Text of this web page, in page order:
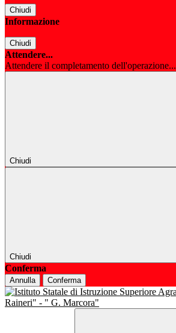
Chiudi
Informazione
Chiudi
Attendere...
Attendere il completamento dell'operazione...
Chiudi
Chiudi
Conferma
Annulla Conferma